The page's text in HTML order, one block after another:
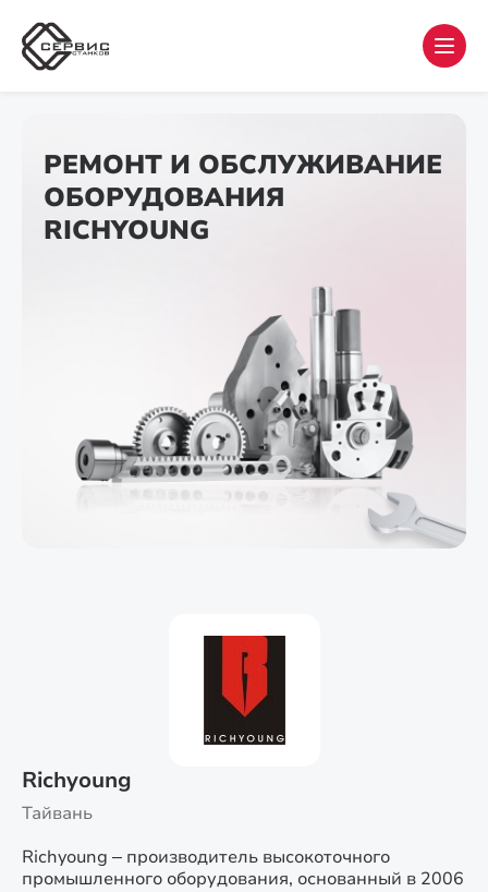
РЕМОНТ И ОБСЛУЖИВАНИЕ
ОБОРУДОВАНИЯ
RICHYOUNG
Richyoung
Тайвань
Richyoung – производитель высокоточного
промышленного оборудования, основанный в 2006